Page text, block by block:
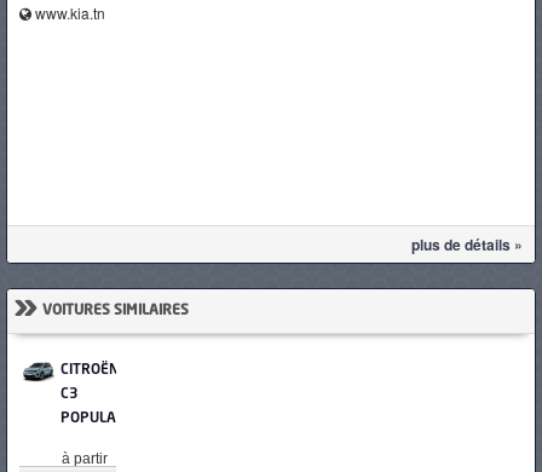
www.kia.tn
plus de détails »
» VOITURES SIMILAIRES
CITROËN
C3
POPULAIRE
à partir